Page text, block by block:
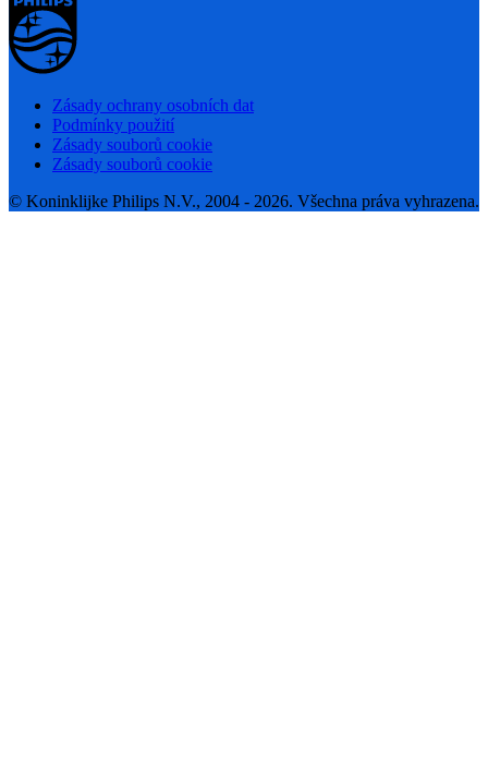
Zásady ochrany osobních dat
Podmínky použití
Zásady souborů cookie
Zásady souborů cookie
© Koninklijke Philips N.V., 2004 - 2026. Všechna práva vyhrazena.